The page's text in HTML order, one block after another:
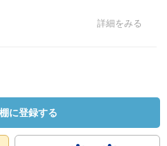
詳細をみる
に登録する